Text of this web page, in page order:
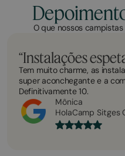
O que nossos
“Instalações
Tem muito charme, as
super aconchegante e a
Definitivamente 10.
Mônica
HolaCamp Sitges